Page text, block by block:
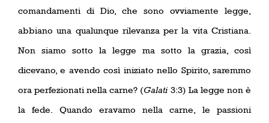
comandamenti di Dio, che sono ovviamente legge,
abbiano una qualunque rilevanza per la vita Cristiana.
Non siamo sotto la legge ma sotto la grazia, così
dicevano, e avendo così iniziato nello Spirito, saremmo
ora perfezionati nella carne? (Galati3:3) La legge non è
la fede. Quando eravamo nella carne, le passioni